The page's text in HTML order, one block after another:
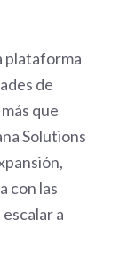
plataforma
de
que
Solutions
con las
a